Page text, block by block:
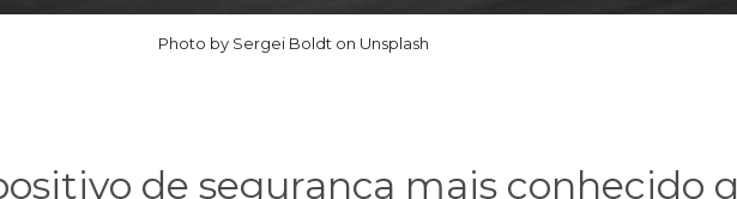
Photo by Sergei Boldt on Unsplash
de segurança mais conhecido